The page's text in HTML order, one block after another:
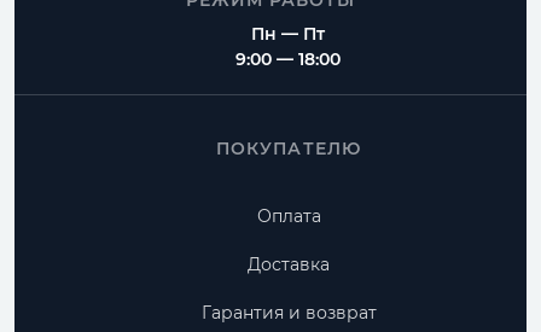
Пн — Пт
9:00 — 18:00
ПОКУПАТЕЛЮ
Оплата
Доставка
Гарантия и возврат